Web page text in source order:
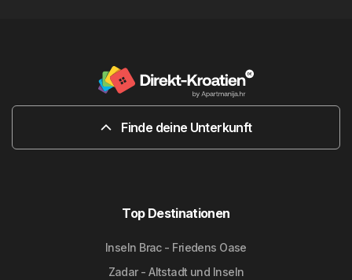
Finde deine Unterkunft
Top Destinationen
Inseln Brac - Friedens Oase
Zadar - Altstadt und Inseln